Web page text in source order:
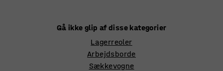
Gå ikke glip af disse kategorier
Lagerreoler
Arbejdsborde
Sækkevogne